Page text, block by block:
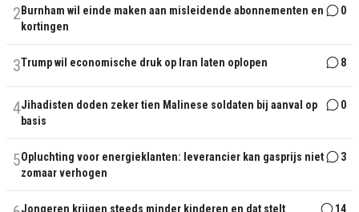
2 Burnham wil einde maken aan misleidende abonnementen en
kortingen
0
3Trump wil economische druk op Iran laten oplopen 8
4Jihadisten doden zeker tien Malinese soldaten bij aanval op
basis
0
5Opluchting voor energieklanten: leverancier kan gasprijs niet
zomaar verhogen
3
Jongeren krijgen steeds minder kinderen en dat stelt 14